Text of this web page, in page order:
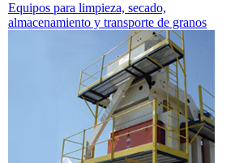
Equipos para limpieza, secado,
almacenamiento y transporte de granos